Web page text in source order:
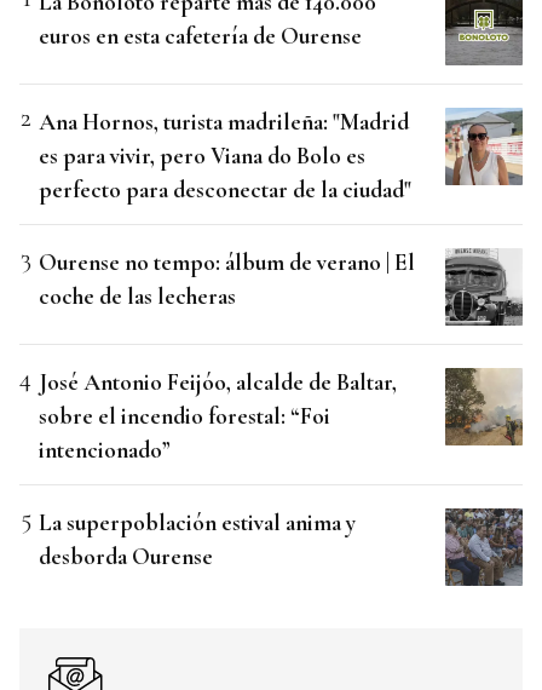
euros en esta cafetería de Ourense
Ana Hornos, turista madrileña: "Madrid
es para vivir, pero Viana do Bolo es
perfecto para desconectar de la ciudad"
Ourense no tempo: álbum de verano | El
coche de las lecheras
José Antonio Feijóo, alcalde de Baltar,
sobre el incendio forestal: “Foi
intencionado”
La superpoblación estival anima y
desborda Ourense